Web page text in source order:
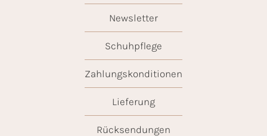
Newsletter
Schuhpflege
Zahlungskonditionen
Lieferung
Rücksendungen